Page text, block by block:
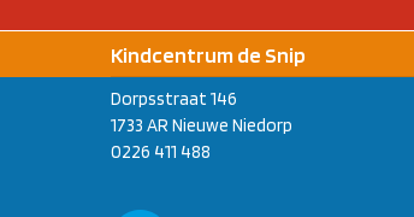
Kindcentrum de Snip
Dorpsstraat 146
1733 AR Nieuwe Niedorp
0226 411 488